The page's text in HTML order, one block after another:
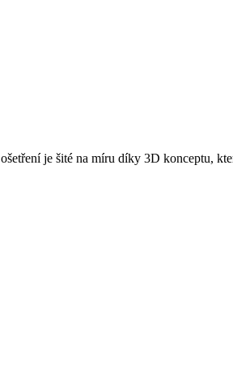
je šité na míru díky 3D konceptu,